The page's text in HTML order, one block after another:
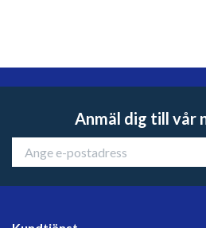
Anmäl dig till vår